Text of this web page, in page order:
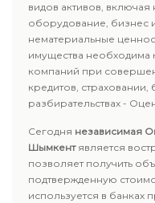
видов активов, включая
оборудование, бизнес
нематериальные
имущества необходима
компаний при
кредитов, страховании,
разбирательствах -
Сегодня независимая
Шымкентявляется
позволяет получить
подтвержденную
используется в банках